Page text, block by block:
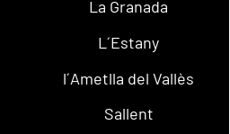
La Granada
L´Estany
l´Ametlla del Vallès
Sallent